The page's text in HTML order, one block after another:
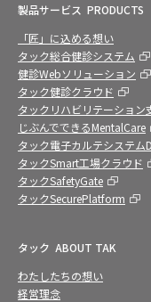
製品サービス PRODUCTS
「匠」に込める想い
タック総合健診システム
健診Webソリューション
タック健診クラウド
タックリハビリテーション
じぶんでできるMentalCare
タック電子カルテシステム
タックSmart工場クラウド
タックSafetyGate
タックSecurePlatform
タック ABOUT TAK
わたしたちの想い
経営理念